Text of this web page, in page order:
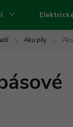
Aku pily